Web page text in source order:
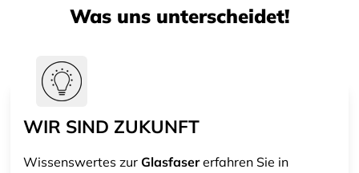
Was uns unterscheidet!
WIR SIND ZUKUNFT
Wissenswertes zur Glasfasererfahren Sie in